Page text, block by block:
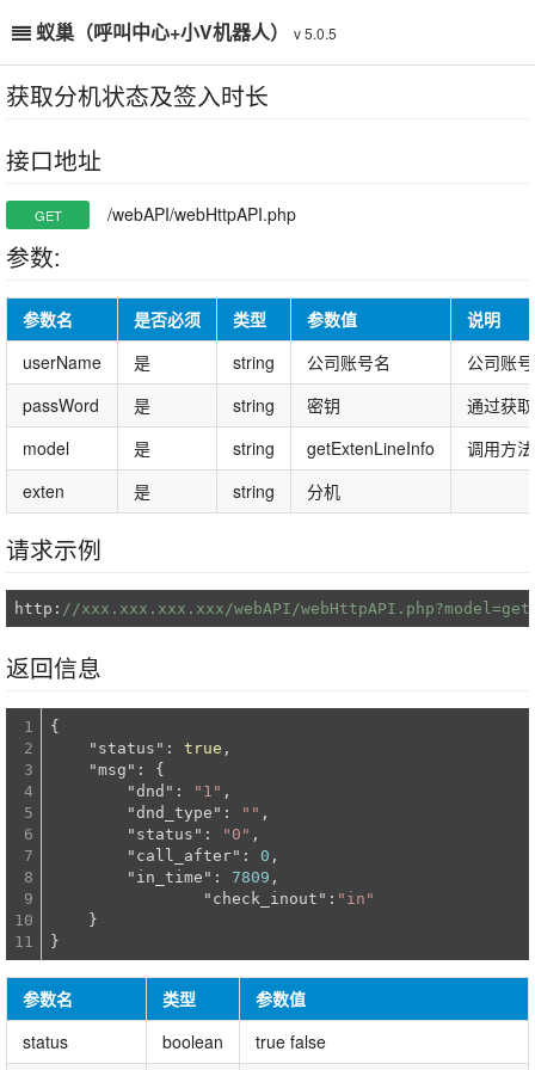
蚁巢（呼叫中心+小V机器人） v 5.0.5
获取分机状态及签入时长
接口地址
GET /webAPI/webHttpAPI.php
参数:
参数名 是否必须 类型 参数值
说明
userName
是 string 公司账号名
公司账
passWord
是 string 密钥
通过获
model
是 string getExtenLineInfo
调用方法
exten
是 string 分机
请求示例
http: //xxx.xxx.xxx.xxx/webAPI/
返回信息
1
2
3
4
5
6
7
8
9
10
{
"status" : true ,
"msg" : {
"dnd" : "1" ,
"dnd_type" : "" ,
"status" : "0" ,
"call_after" : 0 ,
"in_time" : 7809 ,
"check_inout" : "in"
    }
参数名 类型
参数值
status
boolean true false